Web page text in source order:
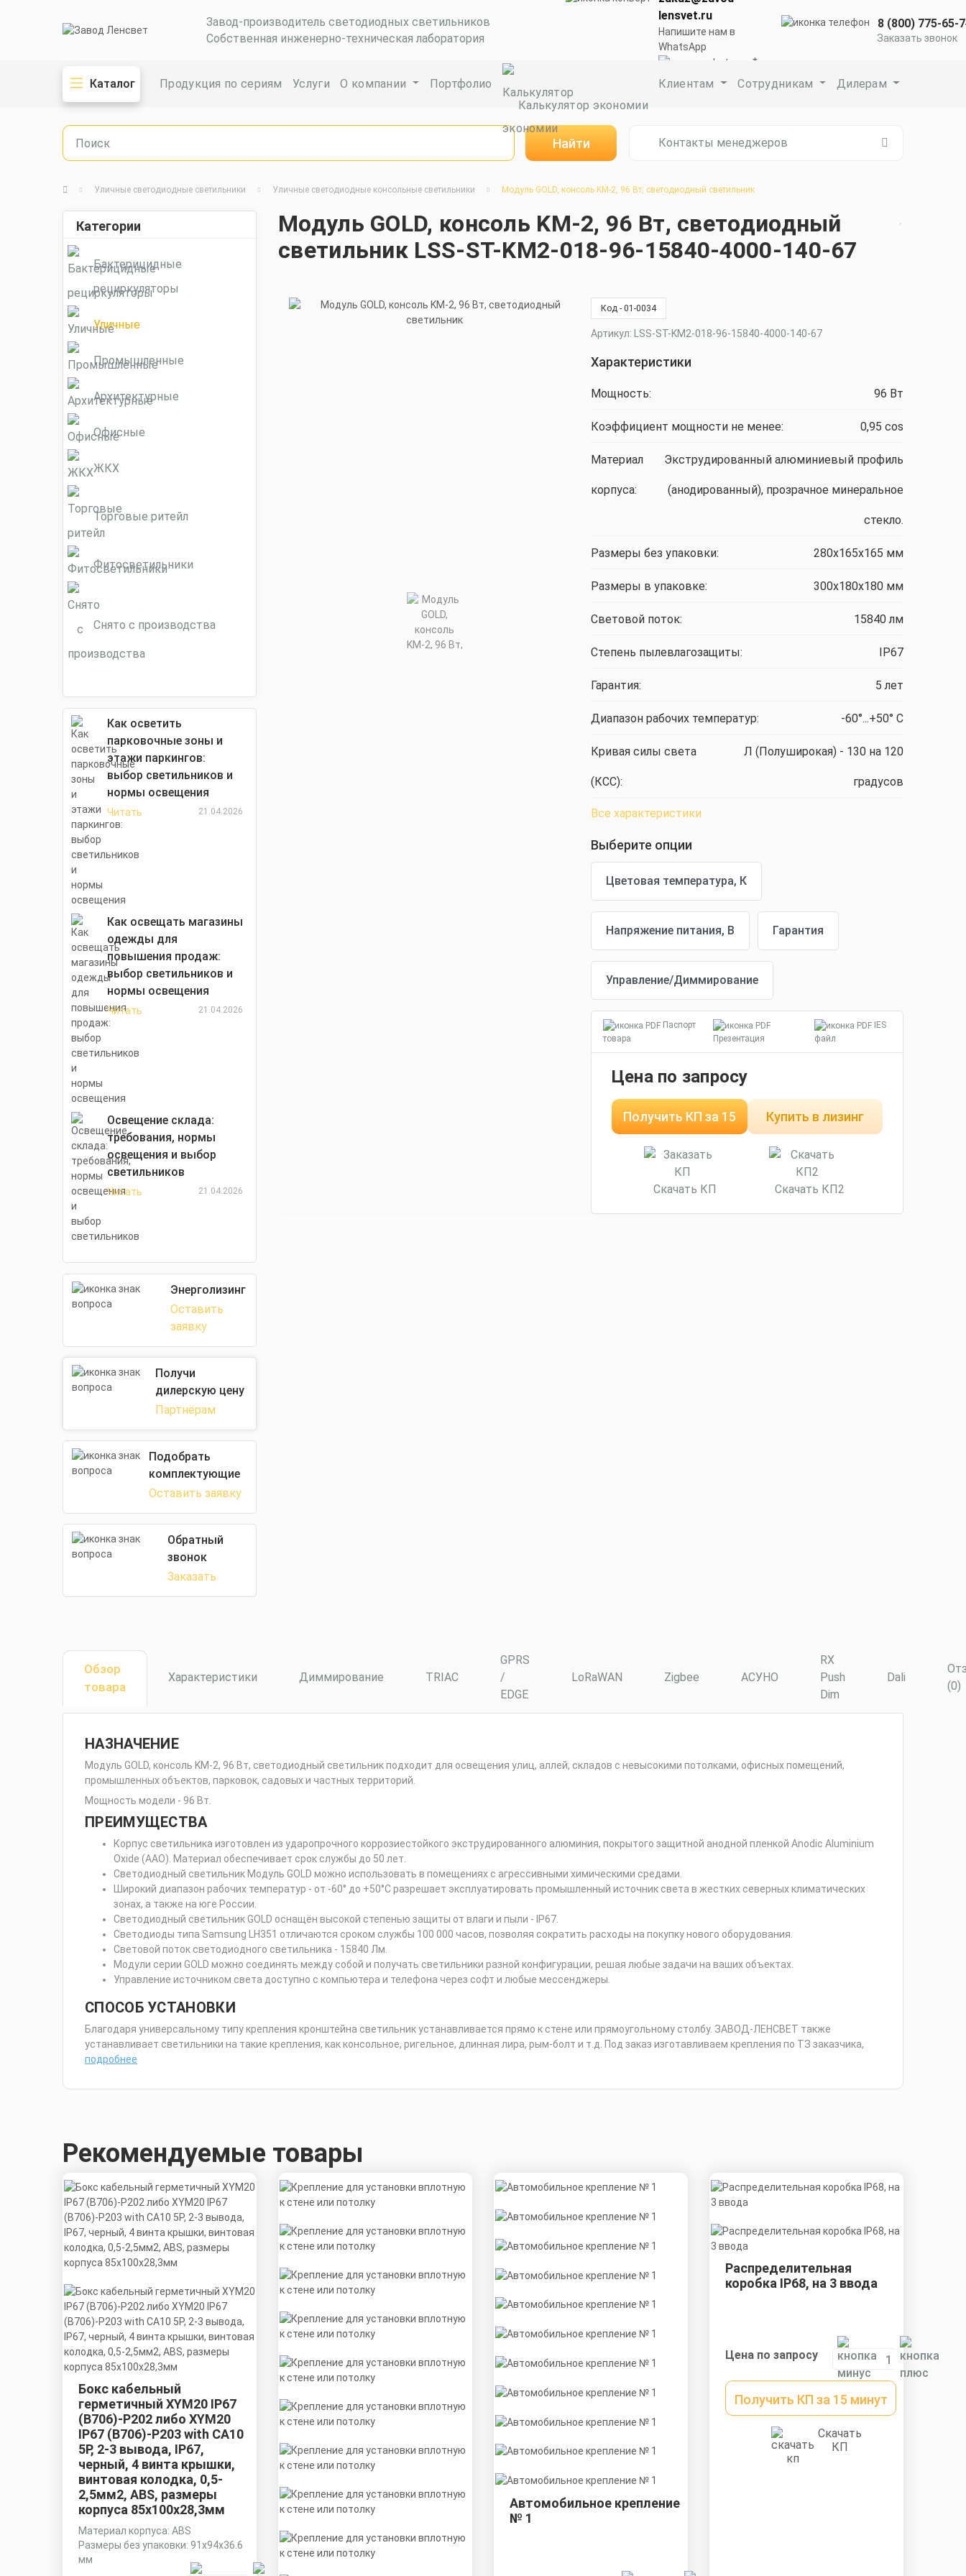
Завод-производитель светодиодных светильников
Собственная инженерно-техническая лаборатория
lensvet.ru
Напишите нам в
WhatsApp
8 (800) 775-65-
Заказать звонок
Каталог Продукция по сериям Услуги О компании
Портфолио
Калькулятор экономии
Клиентам Сотрудникам Дилерам
Найти Контакты менеджеров
Уличные светодиодные светильники Уличные светодиодные консольные светильники Модуль GOLD, консоль KM-2, 96 Вт, светодиодный светильник
Категории
Бактерицидные
рециркуляторы
Уличные
Промышленные
Архитектурные
Офисные
ЖКХ
Торговые ритейл
Фитосветильники
Снято с производства
Как осветить
парковочные зоны и
этажи паркингов:
выбор светильников и
нормы освещения
Читать 21.04.2026
Как освещать магазины
одежды для
повышения продаж:
выбор светильников и
нормы освещения
Читать 21.04.2026
Освещение склада:
требования, нормы
освещения и выбор
светильников
Читать 21.04.2026
Энерголизинг
Оставить
заявку
Получи
дилерскую цену
Партнёрам
Подобрать
комплектующие
Оставить заявку
Обратный
звонок
Заказать
Модуль GOLD, консоль KM-2, 96 Вт, светодиодный
светильник LSS-ST-KM2-018-96-15840-4000-140-67
Код - 01-0034
Артикул: LSS-ST-KM2-018-96-15840-4000-140-67
Характеристики
Мощность: 96 Вт
Коэффициент мощности не менее: 0,95 cos
Материал
корпуса:
Экструдированный алюминиевый профиль
(анодированный), прозрачное минеральное
стекло.
Размеры без упаковки: 280x165x165 мм
Размеры в упаковке: 300x180x180 мм
Световой поток: 15840 лм
Степень пылевлагозащиты: IP67
Гарантия: 5 лет
Диапазон рабочих температур: -60°...+50° C
Кривая силы света
(КСС):
Л (Полуширокая) - 130 на 120
градусов
Все характеристики
Выберите опции
Паспорт
товара
Презентация
IES
файл
Цена по запросу
Получить КП за 15
минут
Купить в лизинг
Скачать КП Скачать КП2
Обзор
товара
Характеристики Диммирование TRIAC
GPRS
/
EDGE
LoRaWAN Zigbee АСУНО
RX
Push
Dim
Dali
(0)
НАЗНАЧЕНИЕ
Модуль GOLD, консоль KM-2, 96 Вт, светодиодный светильник подходит для освещения улиц, аллей, складов с невысокими потолками, офисных помещений,
промышленных объектов, парковок, садовых и частных территорий.
Мощность модели - 96 Вт.
ПРЕИМУЩЕСТВА
Корпус светильника изготовлен из ударопрочного коррозиестойкого экструдированного алюминия, покрытого защитной анодной пленкой Anodic Aluminium
Oxide (AAO). Материал обеспечивает срок службы до 50 лет.
Светодиодный светильник Модуль GOLD можно использовать в помещениях с агрессивными химическими средами.
Широкий диапазон рабочих температур - от -60° до +50°С разрешает эксплуатировать промышленный источник света в жестких северных климатических
зонах, а также на юге России.
Светодиодный светильник GOLD оснащён высокой степенью защиты от влаги и пыли - IP67.
Светодиоды типа Samsung LH351 отличаются сроком службы 100 000 часов, позволяя сократить расходы на покупку нового оборудования.
Световой поток светодиодного светильника - 15840 Лм.
Модули серии GOLD можно соединять между собой и получать светильники разной конфигурации, решая любые задачи на ваших объектах.
Управление источником света доступно с компьютера и телефона через софт и любые мессенджеры.
СПОСОБ УСТАНОВКИ
Благодаря универсальному типу крепления кронштейна светильник устанавливается прямо к стене или прямоугольному столбу. ЗАВОД-ЛЕНСВЕТ также
устанавливает светильники на такие крепления, как консольное, ригельное, длинная лира, рым-болт и т.д. Под заказ изготавливаем крепления по ТЗ заказчика,
подробнее
Рекомендуемые товары
Бокс кабельный
герметичный XYM20 IP67
(B706)-P202 либо XYM20
IP67 (B706)-P203 with CA10
5P, 2-3 вывода, IP67,
черный, 4 винта крышки,
винтовая колодка, 0,5-
2,5мм2, ABS, размеры
корпуса 85х100х28,3мм
Материал корпуса: ABS
Размеры без упаковки: 91x94x36.6
мм
Автомобильное крепление
№ 1
Распределительная
коробка IP68, на 3 ввода
Цена по запросу
Получить КП за 15 минут
Скачать
КП